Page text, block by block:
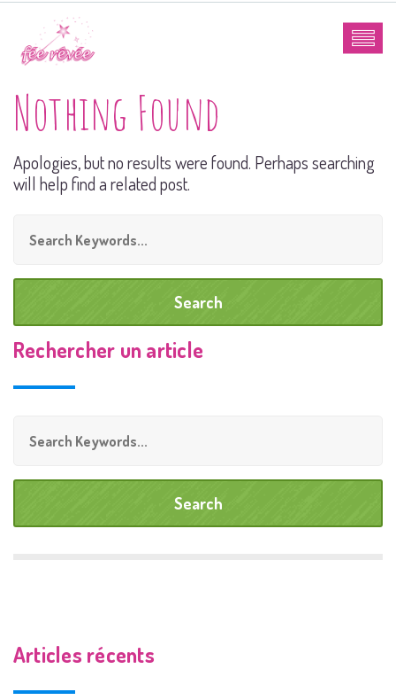
Nothing Found
Apologies, but no results were found. Perhaps searching
will help find a related post.
Rechercher un article
Articles récents